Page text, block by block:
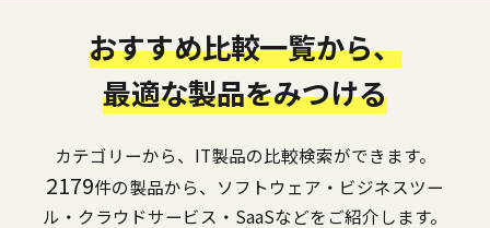
おすすめ比較一覧から、
最適な製品をみつける
カテゴリーから、IT製品の比較検索ができます。
2179件の製品から、ソフトウェア・ビジネスツー
ル・クラウドサービス・SaaSなどをご紹介します。